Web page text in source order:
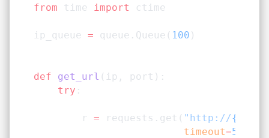
from time import ctime
ip_queue = queue.Queue( 100 )
def get_url (ip, port):
    try
:
        r
= requests.get( "http://{}
                         timeout
=5